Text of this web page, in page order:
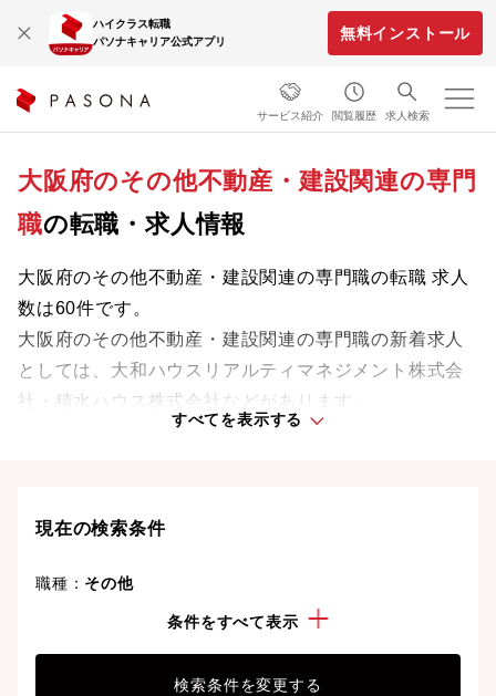
ハイクラス転職
パソナキャリア公式アプリ
無料インストール
サービス紹介 閲覧履歴 求人検索
大阪府のその他不動産・建設関連の専門
職の転職・求人情報
大阪府のその他不動産・建設関連の専門職の転職 求人
数は60件です。
大阪府のその他不動産・建設関連の専門職の新着求人
としては、大和ハウスリアルティマネジメント株式会
社・積水ハウス株式会社などがあります。
専門知識やスキルを最大限に発揮しながら、あなたの
ことも可能です。
すべてを表示する
現在の検索条件
職種： その他
条件をすべて表示
検索条件を変更する